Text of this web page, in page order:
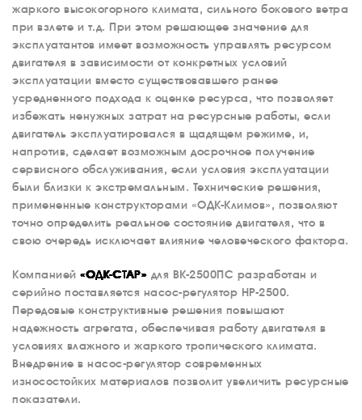
жаркого высокогорного климата, сильного бокового ветра
при взлете и т.д. При этом решающее значение для
эксплуатантов имеет возможность управлять ресурсом
двигателя в зависимости от конкретных условий
эксплуатации вместо существовавшего ранее
усредненного подхода к оценке ресурса, что позволяет
избежать ненужных затрат на ресурсные работы, если
двигатель эксплуатировался в щадящем режиме, и,
напротив, сделает возможным досрочное получение
сервисного обслуживания, если условия эксплуатации
были близки к экстремальным. Технические решения,
примененные конструкторами «ОДК-Климов», позволяют
точно определить реальное состояние двигателя, что в
свою очередь исключает влияние человеческого фактора.
Компанией «ОДК-СТАР» для ВК-2500ПС разработан и
серийно поставляется насос-регулятор НР-2500.
Передовые конструктивные решения повышают
надежность агрегата, обеспечивая работу двигателя в
условиях влажного и жаркого тропического климата.
Внедрение в насос-регулятор современных
износостойких материалов позволит увеличить ресурсные
показатели.